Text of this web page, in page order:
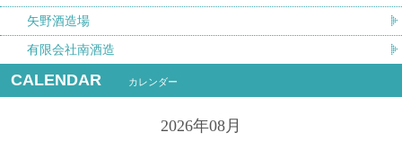
矢野酒造場
有限会社南酒造
CALENDAR カレンダー
2026年08月